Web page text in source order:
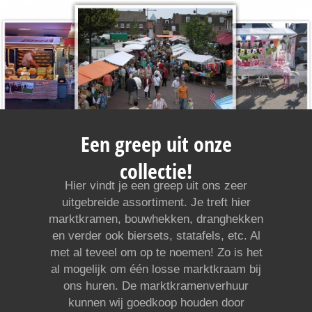
Een greep uit onze
collectie!
Hier vindt je een greep uit ons zeer
uitgebreide assortiment. Je treft hier
marktkramen, bouwhekken, dranghekken
en verder ook biersets, statafels, etc. Al
met al teveel om op te noemen! Zo is het
al mogelijk om één losse marktkraam bij
ons huren. De marktkramenverhuur
kunnen wij goedkoop houden door